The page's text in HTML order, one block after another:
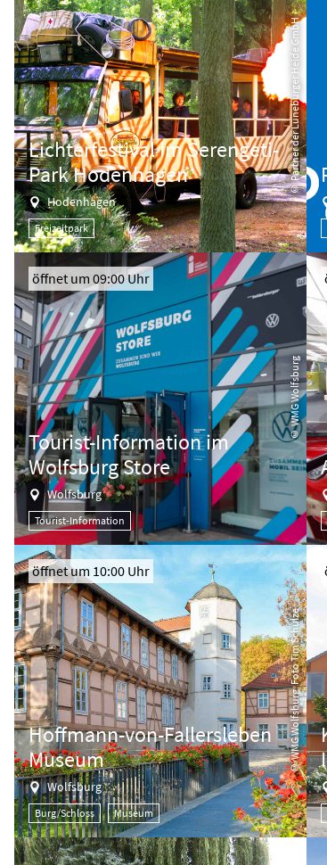
© Partner der Lüneburger Heide GmbH
Lichterfestival im Serengeti-
Park Hodenhagen
Hodenhagen
Freizeitpark
© WMG Wolfsburg
öffnet um 09:00 Uhr
Tourist-Information im
Wolfsburg Store
Wolfsburg
Tourist-Information
© WMG Wolfsburg, Foto Tim Schulze
öffnet um 10:00 Uhr
Hoffmann-von-Fallersleben
Museum
Wolfsburg
Burg/Schloss Museum